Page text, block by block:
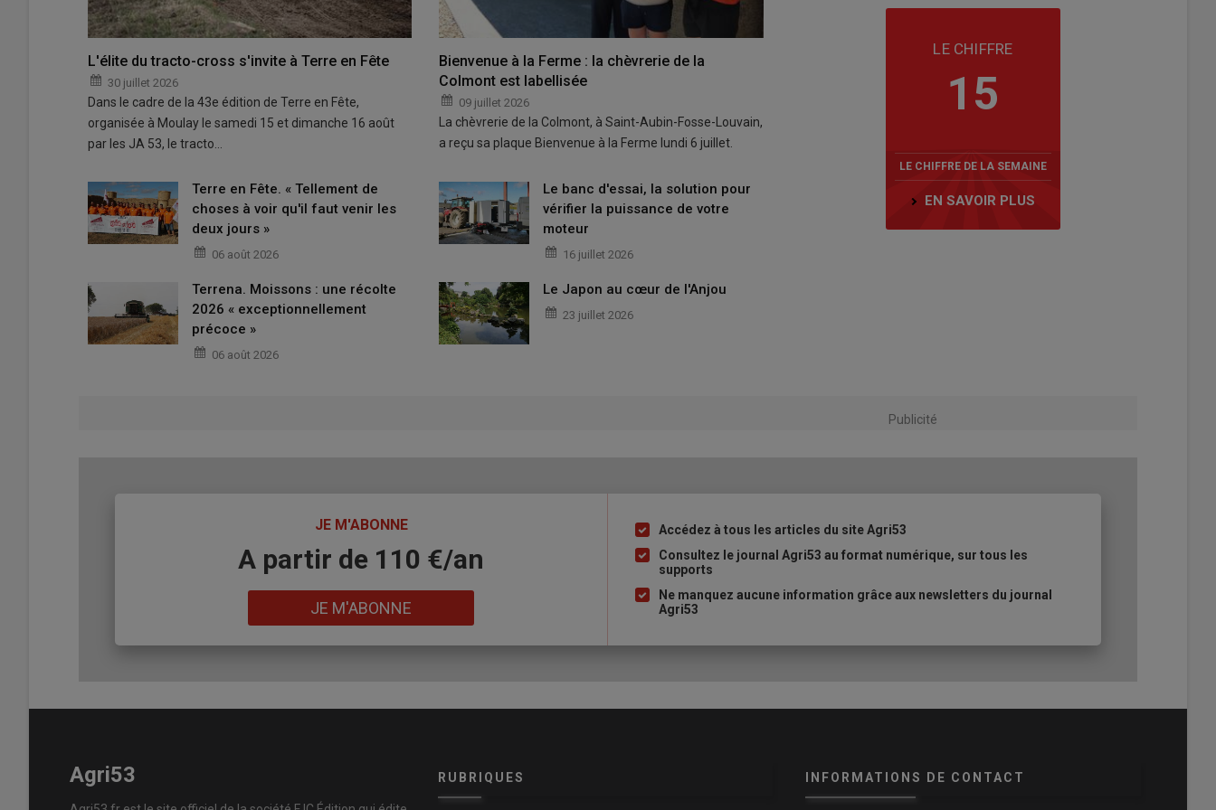
L'élite du tracto-cross s'invite à Terre en Fête
30 juillet 2026
Dans le cadre de la 43e édition de Terre en Fête,
organisée à Moulay le samedi 15 et dimanche 16 août
par les JA 53, le tracto…
Bienvenue à la Ferme : la chèvrerie de la
Colmont est labellisée
09 juillet 2026
La chèvrerie de la Colmont, à Saint-Aubin-Fosse-Louvain,
a reçu sa plaque Bienvenue à la Ferme lundi 6 juillet.
Terre en Fête. « Tellement de
choses à voir qu'il faut venir les
deux jours »
06 août 2026
Le banc d'essai, la solution pour
vérifier la puissance de votre
moteur
16 juillet 2026
Terrena. Moissons : une récolte
2026 « exceptionnellement
précoce »
06 août 2026
Le Japon au cœur de l'Anjou
23 juillet 2026
LE CHIFFRE
15
LE CHIFFRE DE LA SEMAINE
EN SAVOIR PLUS
Publicité
JE M'ABONNE
A partir de 110 €/an
JE M'ABONNE
Liste
à
puce
Accédez à tous les articles du site Agri53
Consultez le journal Agri53 au format numérique, sur tous les
supports
Ne manquez aucune information grâce aux newsletters du journal
Agri53
Agri53 RUBRIQUES INFORMATIONS DE CONTACT